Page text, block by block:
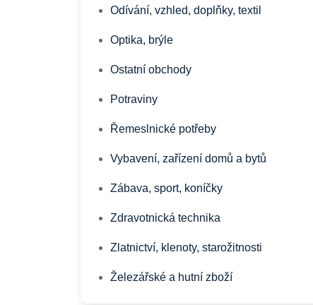
Odívání, vzhled, doplňky, textil
Optika, brýle
Ostatní obchody
Potraviny
Řemeslnické potřeby
Vybavení, zařízení domů a bytů
Zábava, sport, koníčky
Zdravotnická technika
Zlatnictví, klenoty, starožitnosti
Železářské a hutní zboží